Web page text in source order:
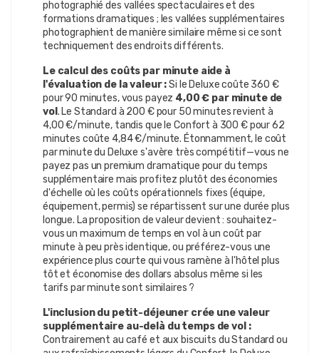
photographié des vallées spectaculaires et des
formations dramatiques ; les vallées supplémentaires
photographient de manière similaire même si ce sont
techniquement des endroits différents.
Le calcul des coûts par minute aide à
l'évaluation de la valeur :Si le Deluxe coûte 360 €
pour 90 minutes, vous payez 4,00 € par minute de
vol . Le Standard à 200 € pour 50 minutes revient à
4,00 €/minute, tandis que le Confort à 300 € pour 62
minutes coûte 4,84 €/minute. Étonnamment, le coût
par minute du Deluxe s'avère très compétitif—vous ne
payez pas un premium dramatique pour du temps
supplémentaire mais profitez plutôt des économies
d'échelle où les coûts opérationnels fixes (équipe,
équipement, permis) se répartissent sur une durée plus
longue. La proposition de valeur devient : souhaitez-
vous un maximum de temps en vol à un coût par
minute à peu près identique, ou préférez-vous une
expérience plus courte qui vous ramène à l'hôtel plus
tôt et économise des dollars absolus même si les
tarifs par minute sont similaires ?
L'inclusion du petit-déjeuner crée une valeur
supplémentaire au-delà du temps de vol :
Contrairement au café et aux biscuits du Standard ou